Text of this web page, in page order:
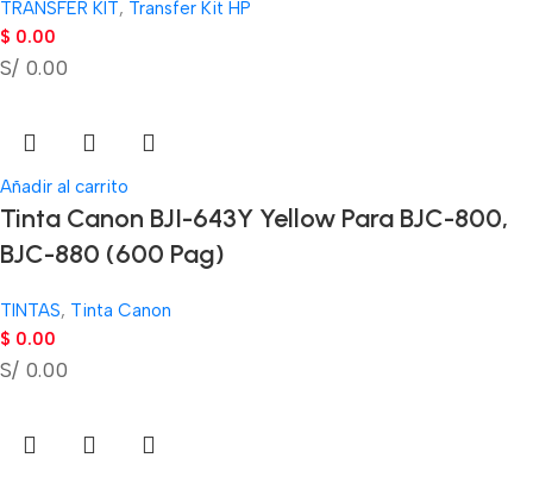
TRANSFER KIT, Transfer Kit HP
$ 0.00
S/ 0.00
Añadir al carrito
Tinta Canon BJI-643Y Yellow Para BJC-800,
BJC-880 (600 Pag)
TINTAS, Tinta Canon
$ 0.00
S/ 0.00